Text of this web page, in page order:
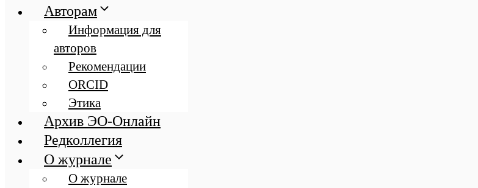
Авторам
Информация для
авторов
Рекомендации
ORCID
Этика
Архив ЭО-Онлайн
Редколлегия
О журнале
О журнале